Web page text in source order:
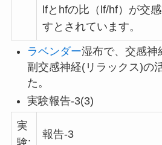
lfとhfの比（lf/hf）が交
すとされています。
ラベンダー湿布で、交感神
副交感神経(リラックス)の
た。
実験報告-3(3)
実
験:
報告-3